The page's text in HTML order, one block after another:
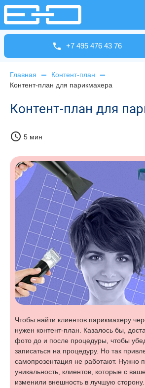
+7 495 476 43 76
Главная
Контент-план
Контент-план для парикмахера
Контент-план для
schedule 5 мин
Чтобы найти клиентов парикмахеру
нужен контент-план. Казалось бы,
фото до и после процедуры, чтобы
записаться на процедуру. Но так
самопрозентация не работают. Нужно
уникальность, клиентов, которые с
изменили внешность в лучшую